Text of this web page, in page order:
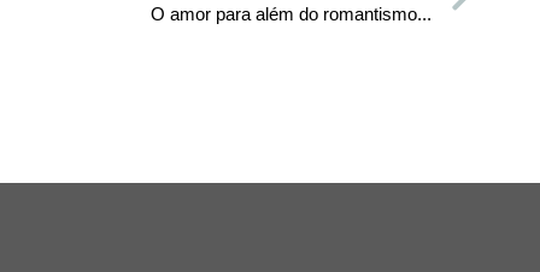
O amor para além do romantismo...